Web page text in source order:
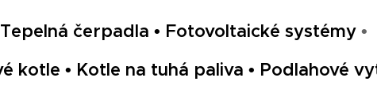
Tepelná čerpadla • Fotovoltaické systémy •
kotle • Kotle na tuhá paliva • Podlahové